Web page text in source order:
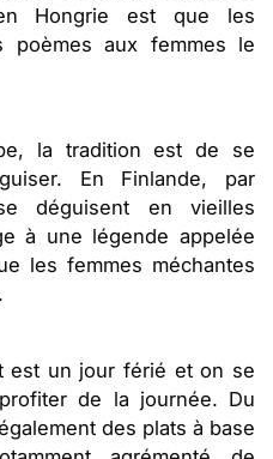
Hongrie est que les
poèmes aux femmes le
la tradition est de se
En Finlande, par
déguisent en vieilles
à une légende appelée
les femmes méchantes
est un jour férié et on se
de la journée. Du
des plats à base